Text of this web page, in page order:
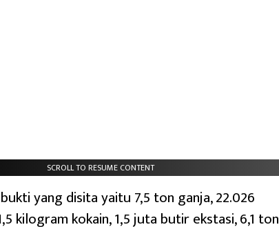
SCROLL TO RESUME CONTENT
yang disita yaitu 7,5 ton ganja, 22.026
kilogram kokain, 1,5 juta butir ekstasi, 6,1 ton